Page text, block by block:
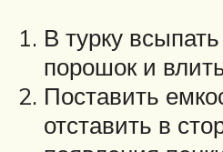
В турку
порошок и
Поставить
отставить в